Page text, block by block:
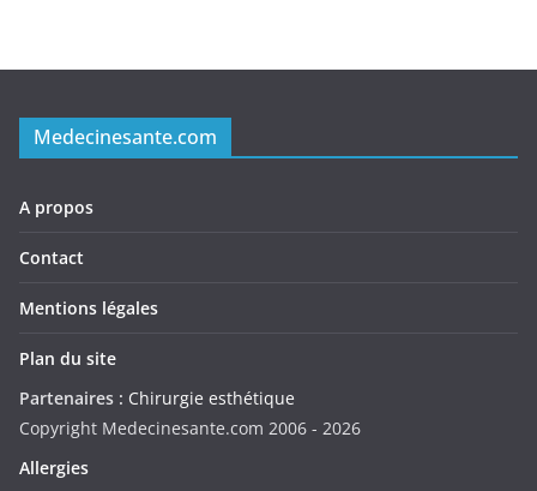
Medecinesante.com
A propos
Contact
Mentions légales
Plan du site
Partenaires : Chirurgie esthétique
Copyright Medecinesante.com 2006 - 2026
Allergies